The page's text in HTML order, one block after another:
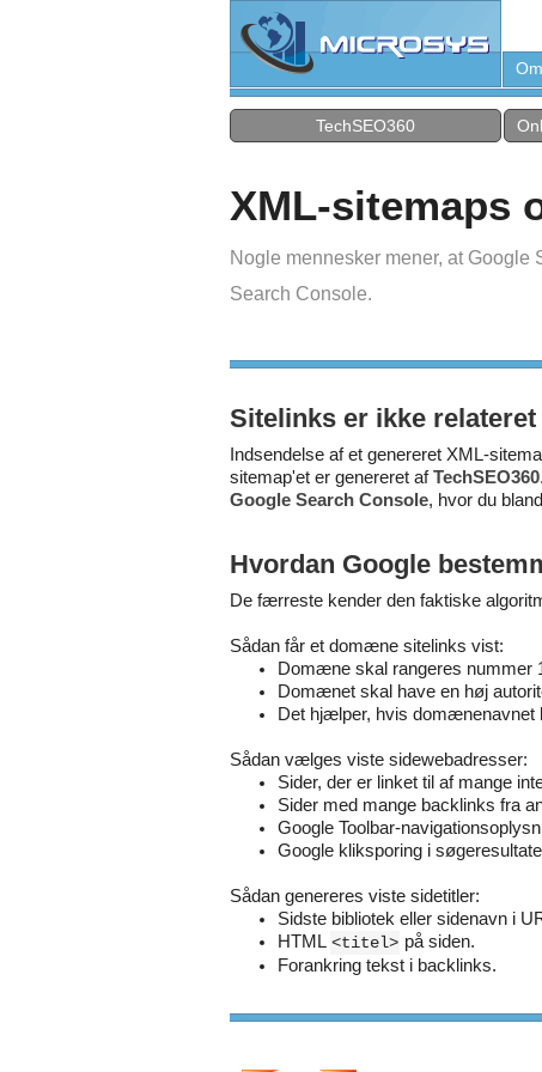
TechSEO360
XML-sitemaps
Nogle mennesker mener, at Google
Search Console.
Sitelinks er ikke
Indsendelse af et genereret XML-
sitemap'et er genereret afTechSEO360
Google Search Console, hvor du
Hvordan Google
De færreste kender den faktiske
Sådan får et domæne sitelinks vist:
Domæne skal rangeres nummer
Domænet skal have en høj
Det hjælper, hvis domænenavnet
Sådan vælges viste sidewebadresser:
Sider, der er linket til af mange
Sider med mange backlinks fra
Google Toolbar-
Google kliksporing i
Sådan genereres viste sidetitler:
Sidste bibliotek eller sidenavn i
HTML <titel> på siden.
Forankring tekst i backlinks.